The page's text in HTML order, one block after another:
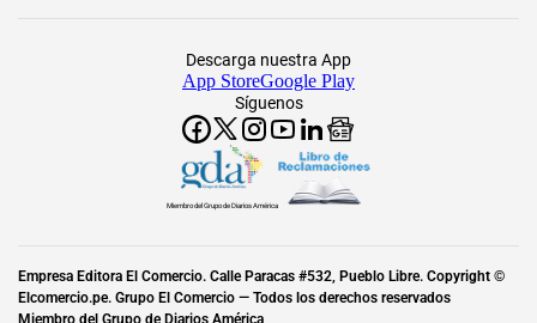
Síguenos
Descarga nuestra App
App StoreGoogle Play
Miembro del Grupo de Diarios América
Empresa Editora El Comercio. Calle Paracas #532, Pueblo Libre. Copyright ©
Elcomercio.pe. Grupo El Comercio — Todos los derechos reservados
Miembro del Grupo de Diarios América